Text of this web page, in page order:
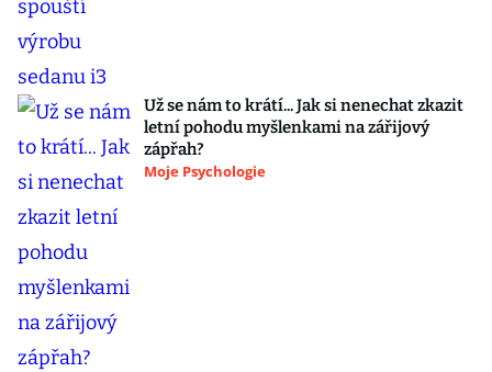
Už se nám to krátí... Jak si nenechat zkazit
letní pohodu myšlenkami na zářijový
zápřah?
Moje Psychologie